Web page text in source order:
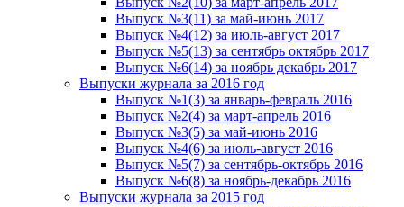
Выпуск №3(11) за май-июнь 2017
Выпуск №4(12) за июль-август 2017
Выпуск №5(13) за сентябрь октябрь 2017
Выпуск №6(14) за ноябрь декабрь 2017
Выпуски журнала за 2016 год
Выпуск №1(3) за январь-февраль 2016
Выпуск №2(4) за март-апрель 2016
Выпуск №3(5) за май-июнь 2016
Выпуск №4(6) за июль-август 2016
Выпуск №5(7) за сентябрь-октябрь 2016
Выпуск №6(8) за ноябрь-декабрь 2016
Выпуски журнала за 2015 год